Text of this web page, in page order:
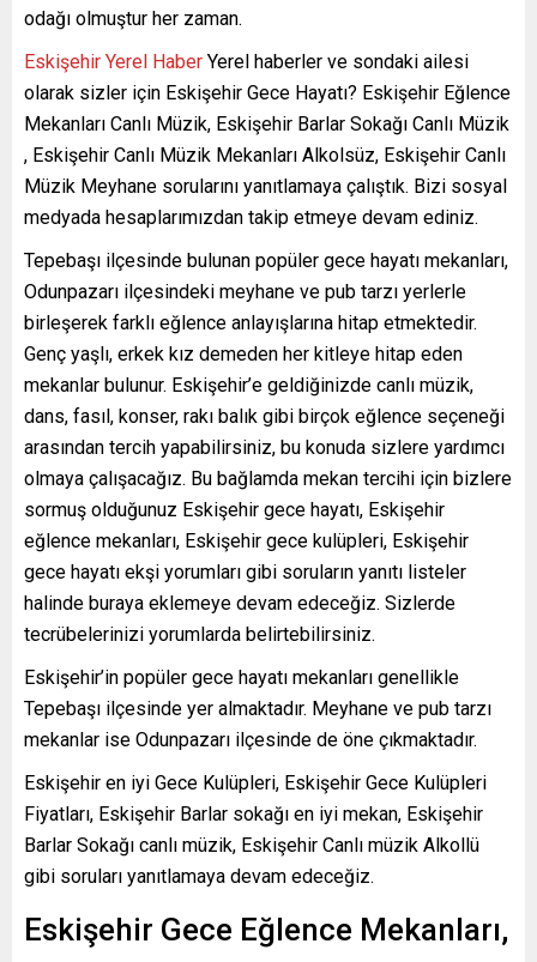
odağı olmuştur her zaman.
Eskişehir Yerel Haber Yerel haberler ve sondaki ailesi
olarak sizler için Eskişehir Gece Hayatı? Eskişehir Eğlence
Mekanları Canlı Müzik, Eskişehir Barlar Sokağı Canlı Müzik
, Eskişehir Canlı Müzik Mekanları Alkolsüz, Eskişehir Canlı
Müzik Meyhane sorularını yanıtlamaya çalıştık. Bizi sosyal
medyada hesaplarımızdan takip etmeye devam ediniz.
Tepebaşı ilçesinde bulunan popüler gece hayatı mekanları,
Odunpazarı ilçesindeki meyhane ve pub tarzı yerlerle
birleşerek farklı eğlence anlayışlarına hitap etmektedir.
Genç yaşlı, erkek kız demeden her kitleye hitap eden
mekanlar bulunur. Eskişehir’e geldiğinizde canlı müzik,
dans, fasıl, konser, rakı balık gibi birçok eğlence seçeneği
arasından tercih yapabilirsiniz, bu konuda sizlere yardımcı
olmaya çalışacağız. Bu bağlamda mekan tercihi için bizlere
sormuş olduğunuz Eskişehir gece hayatı, Eskişehir
eğlence mekanları, Eskişehir gece kulüpleri, Eskişehir
gece hayatı ekşi yorumları gibi soruların yanıtı listeler
halinde buraya eklemeye devam edeceğiz. Sizlerde
tecrübelerinizi yorumlarda belirtebilirsiniz.
Eskişehir’in popüler gece hayatı mekanları genellikle
Tepebaşı ilçesinde yer almaktadır. Meyhane ve pub tarzı
mekanlar ise Odunpazarı ilçesinde de öne çıkmaktadır.
Eskişehir en iyi Gece Kulüpleri, Eskişehir Gece Kulüpleri
Fiyatları, Eskişehir Barlar sokağı en iyi mekan, Eskişehir
Barlar Sokağı canlı müzik, Eskişehir Canlı müzik Alkollü
gibi soruları yanıtlamaya devam edeceğiz.
Eskişehir Gece Eğlence Mekanları,